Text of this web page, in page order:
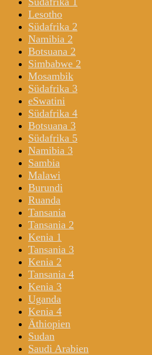
Lesotho
Südafrika 2
Namibia 2
Botsuana 2
Simbabwe 2
Mosambik
Südafrika 3
eSwatini
Südafrika 4
Botsuana 3
Südafrika 5
Namibia 3
Sambia
Malawi
Burundi
Ruanda
Tansania
Tansania 2
Kenia 1
Tansania 3
Kenia 2
Tansania 4
Kenia 3
Uganda
Kenia 4
Äthiopien
Sudan
Saudi Arabien